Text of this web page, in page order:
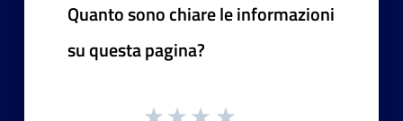
Quanto sono chiare le informazioni
su questa pagina?